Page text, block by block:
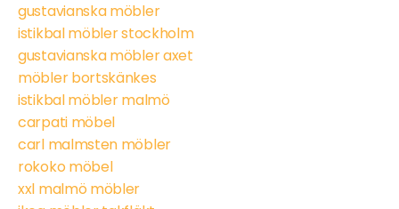
gustavianska möbler
istikbal möbler stockholm
gustavianska möbler axet
möbler bortskänkes
istikbal möbler malmö
carpati möbel
carl malmsten möbler
rokoko möbel
xxl malmö möbler